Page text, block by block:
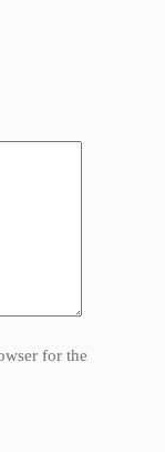
for the